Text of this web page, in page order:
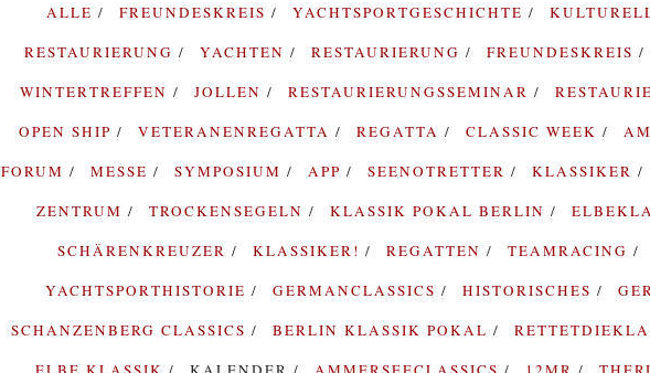
ALLE FREUNDESKREIS YACHTSPORTGESCHICHTE
RESTAURIERUNG
YACHTEN RESTAURIERUNG FREUNDESKREIS
WINTERTREFFEN
JOLLEN RESTAURIERUNGSSEMINAR
OPEN SHIP
VETERANENREGATTA REGATTA CLASSIC WEEK
FORUM
MESSE SYMPOSIUM APP SEENOTRETTER KLASSIKER
ZENTRUM
TROCKENSEGELN KLASSIK POKAL BERLIN
SCHÄRENKREUZER
KLASSIKER! REGATTEN TEAMRACING
YACHTSPORTHISTORIE
GERMANCLASSICS HISTORISCHES
SCHANZENBERG CLASSICS
BERLIN KLASSIK POKAL